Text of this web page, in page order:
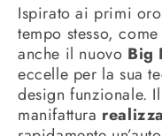
Ispirato ai primi
tempo stesso,
anche il nuovo Big
eccelle per la sua
design funzionale.
manifattura